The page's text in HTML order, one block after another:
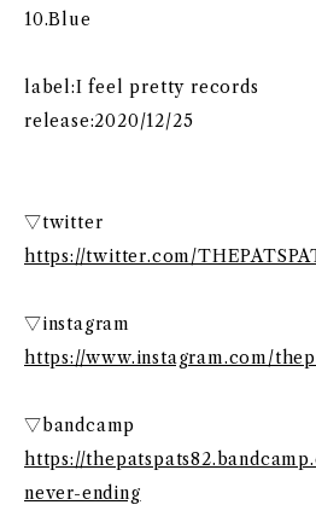
10.Blue
label:I feel pretty records
release:2020/12/25
▽twitter
https://twitter.com/
▽instagram
https://www.instagram.com/
▽bandcamp
https://
never-ending